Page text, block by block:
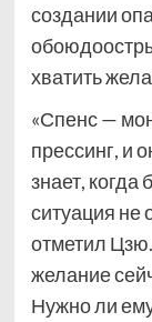
создании
хватить
«Спенс —
прессинг, и
знает, когда
ситуация не
отметил
желание
Нужно ли